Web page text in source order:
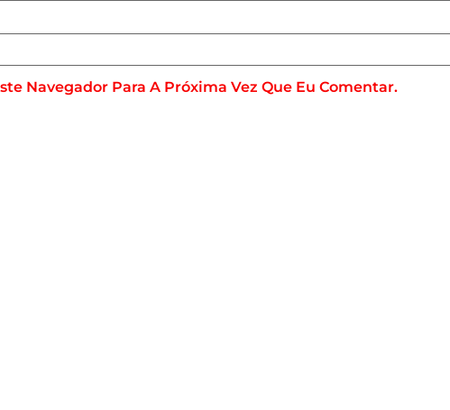
Navegador Para A Próxima Vez Que Eu Comentar.